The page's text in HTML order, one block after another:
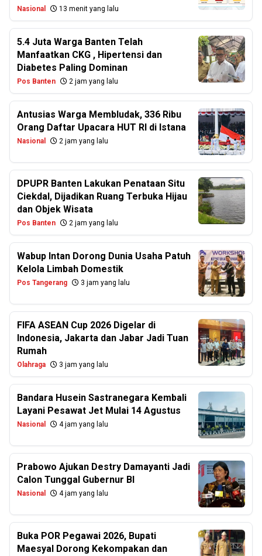
Nasional 13 menit yang lalu
5.4 Juta Warga Banten Telah
Manfaatkan CKG , Hipertensi dan
Diabetes Paling Dominan
Pos Banten 2 jam yang lalu
Antusias Warga Membludak, 336 Ribu
Orang Daftar Upacara HUT RI di Istana
Nasional 2 jam yang lalu
DPUPR Banten Lakukan Penataan Situ
Ciekdal, Dijadikan Ruang Terbuka Hijau
dan Objek Wisata
Pos Banten 2 jam yang lalu
Wabup Intan Dorong Dunia Usaha Patuh
Kelola Limbah Domestik
Pos Tangerang 3 jam yang lalu
FIFA ASEAN Cup 2026 Digelar di
Indonesia, Jakarta dan Jabar Jadi Tuan
Rumah
Olahraga 3 jam yang lalu
Bandara Husein Sastranegara Kembali
Layani Pesawat Jet Mulai 14 Agustus
Nasional 4 jam yang lalu
Prabowo Ajukan Destry Damayanti Jadi
Calon Tunggal Gubernur BI
Nasional 4 jam yang lalu
Buka POR Pegawai 2026, Bupati
Maesyal Dorong Kekompakan dan